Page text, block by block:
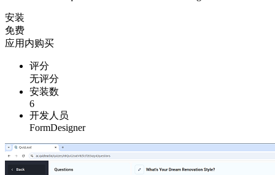
安装
免费
应用内购买
评分
无评分
安装数
6
开发人员
FormDesigner